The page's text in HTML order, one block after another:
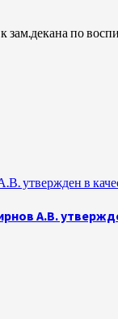
по
в
А.В.